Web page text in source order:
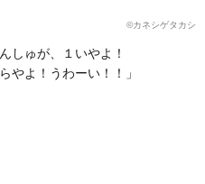
©カネシゲタカシ
しゅが、１いやよ！
やよ！うわーい！！」